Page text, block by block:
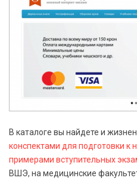
В каталоге вы найдете и
конспектами для подготовки к
примерами вступительных
ВШЭ, на медицинские